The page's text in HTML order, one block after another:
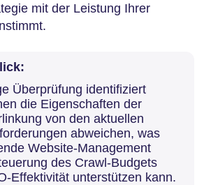
mit der Leistung Ihrer
Überprüfung identifiziert
die Eigenschaften der
von den aktuellen
abweichen, was
Website-Management
des Crawl-Budgets
Effektivität unterstützen kann.